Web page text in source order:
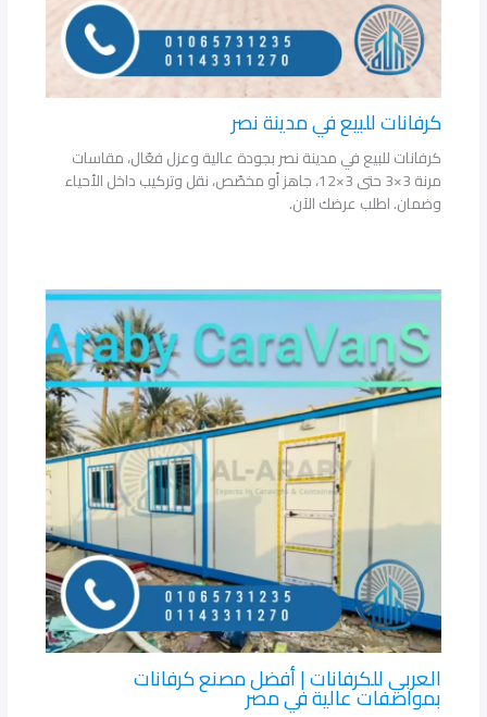
كرفانات للبيع في مدينة نصر
كرفانات للبيع في مدينة نصر بجودة عالية وعزل فعّال، مقاسات
مرنة 3×3 حتى 3×12، جاهز أو مخصّص، نقل وتركيب داخل الأحياء
وضمان. اطلب عرضك الآن.
العربي للكرفانات | أفضل مصنع كرفانات
بمواصفات عالية في مصر